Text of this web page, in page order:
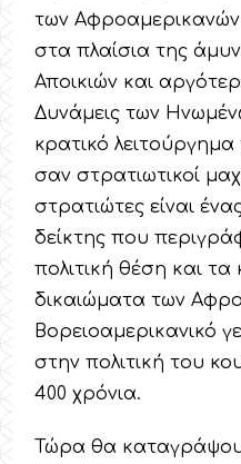
των
στα πλαίσια της
Αποικιών και
Δυνάμεις των
κρατικό
σαν στρατιωτικοί
στρατιώτες είναι
δείκτης που
πολιτική θέση και τα
δικαιώματα των
Βορειοαμερικανικό
στην πολιτική του
400 χρόνια.
Τώρα θα